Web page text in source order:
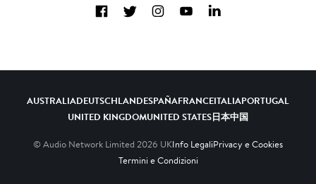
FacebookTwitterInstagramYouTubeLinkedIn
AUSTRALIADEUTSCHLANDESPAÑAFRANCEITALIAPORTUGAL
UNITED KINGDOMUNITED STATES日本中国
© Audio Network Limited 2026 UKInfo LegaliPrivacy e Cookies
Termini e Condizioni